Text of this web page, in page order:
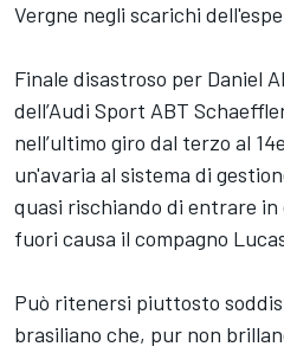
Vergne negli scarichi
Finale disastroso per Daniel
dell’Audi Sport ABT
nell’ultimo giro dal terzo al
un'avaria al sistema di
quasi rischiando di entrare
fuori causa il compagno
Può ritenersi piuttosto
brasiliano che, pur non